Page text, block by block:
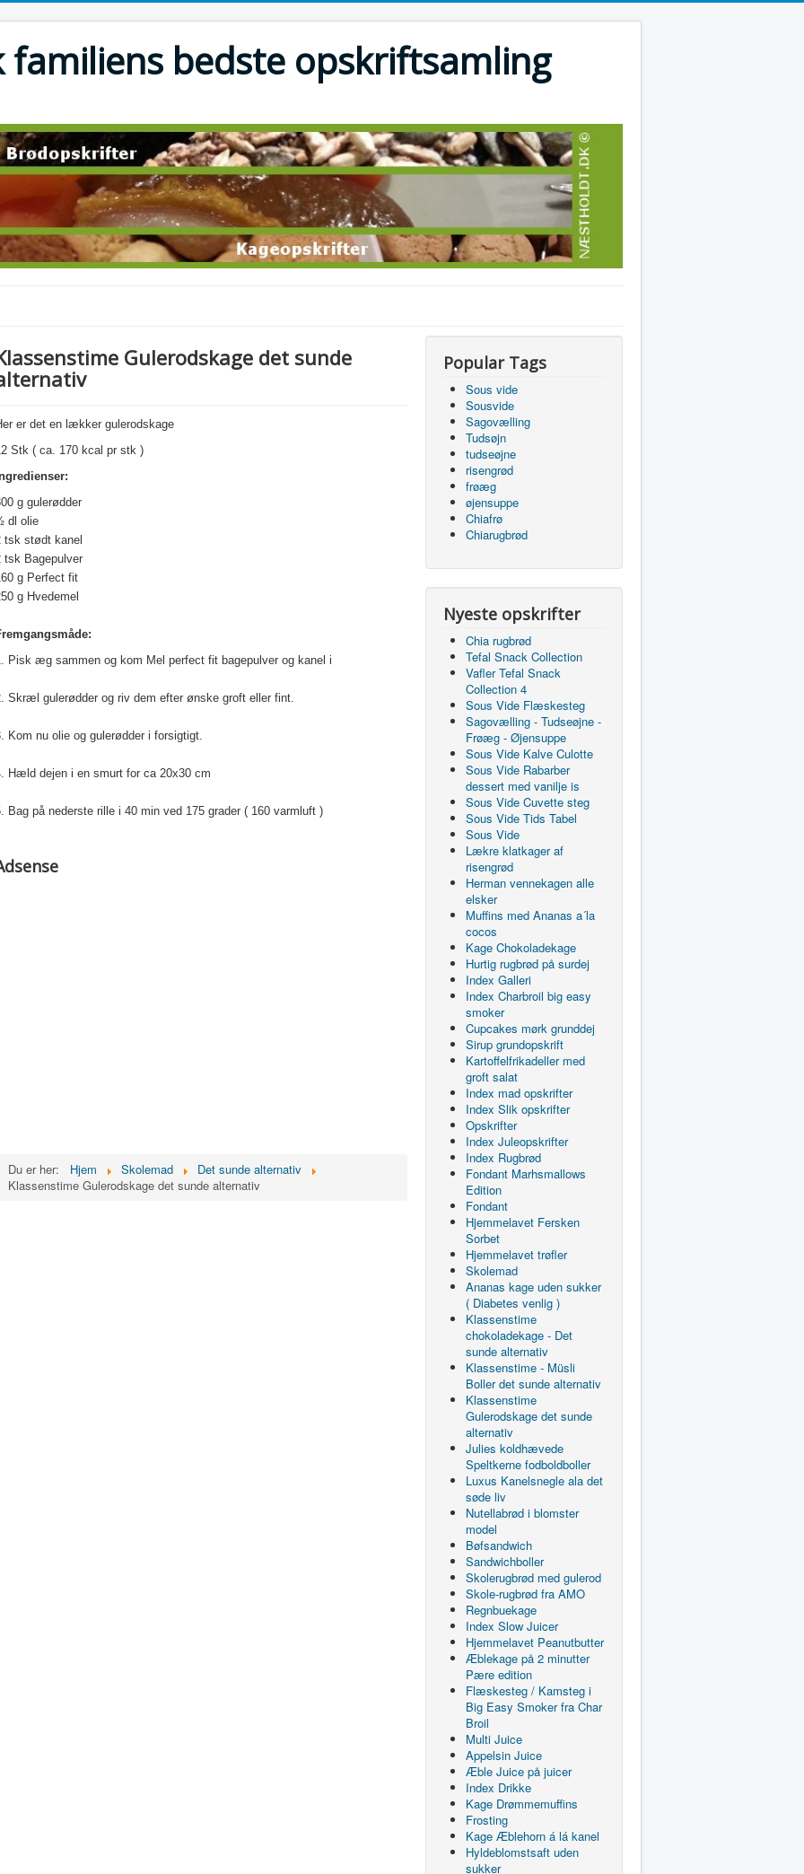
bedste opskriftsamling
Gulerodskage det sunde
er det en lækker gulerodskage
Stk ( ca. 170 kcal pr stk )
g gulerødder
dl olie
tsk stødt kanel
tsk Bagepulver
g Perfect fit
g Hvedemel
Pisk æg sammen og kom Mel perfect fit bagepulver og kanel i
Skræl gulerødder og riv dem efter ønske groft eller fint.
Kom nu olie og gulerødder i forsigtigt.
Hæld dejen i en smurt for ca 20x30 cm
Bag på nederste rille i 40 min ved 175 grader ( 160 varmluft )
Du er her: Hjem Skolemad
Det sunde alternativ
Klassenstime Gulerodskage det sunde alternativ
Popular Tags
Sous vide
Sousvide
Sagovælling
Tudsøjn
tudseøjne
risengrød
frøæg
øjensuppe
Chiafrø
Chiarugbrød
Nyeste opskrifter
Chia rugbrød
Tefal Snack Collection
Vafler Tefal Snack
Collection 4
Sous Vide Flæskesteg
Sagovælling - Tudseøjne -
Frøæg - Øjensuppe
Sous Vide Kalve Culotte
Sous Vide Rabarber
dessert med vanilje is
Sous Vide Cuvette steg
Sous Vide Tids Tabel
Sous Vide
Lækre klatkager af
risengrød
Herman vennekagen alle
elsker
Muffins med Ananas a´la
cocos
Kage Chokoladekage
Hurtig rugbrød på surdej
Index Galleri
Index Charbroil big easy
smoker
Cupcakes mørk grunddej
Sirup grundopskrift
Kartoffelfrikadeller med
groft salat
Index mad opskrifter
Index Slik opskrifter
Opskrifter
Index Juleopskrifter
Index Rugbrød
Fondant Marhsmallows
Edition
Fondant
Hjemmelavet Fersken
Sorbet
Hjemmelavet trøfler
Skolemad
Ananas kage uden sukker
( Diabetes venlig )
Klassenstime
chokoladekage - Det
sunde alternativ
Klassenstime - Müsli
Boller det sunde alternativ
Klassenstime
Gulerodskage det sunde
alternativ
Julies koldhævede
Speltkerne fodboldboller
Luxus Kanelsnegle ala det
søde liv
Nutellabrød i blomster
model
Bøfsandwich
Sandwichboller
Skolerugbrød med gulerod
Skole-rugbrød fra AMO
Regnbuekage
Index Slow Juicer
Hjemmelavet Peanutbutter
Æblekage på 2 minutter
Pære edition
Flæskesteg / Kamsteg i
Big Easy Smoker fra Char
Broil
Multi Juice
Appelsin Juice
Æble Juice på juicer
Index Drikke
Kage Drømmemuffins
Frosting
Kage Æblehorn á lá kanel
Hyldeblomstsaft uden
sukker